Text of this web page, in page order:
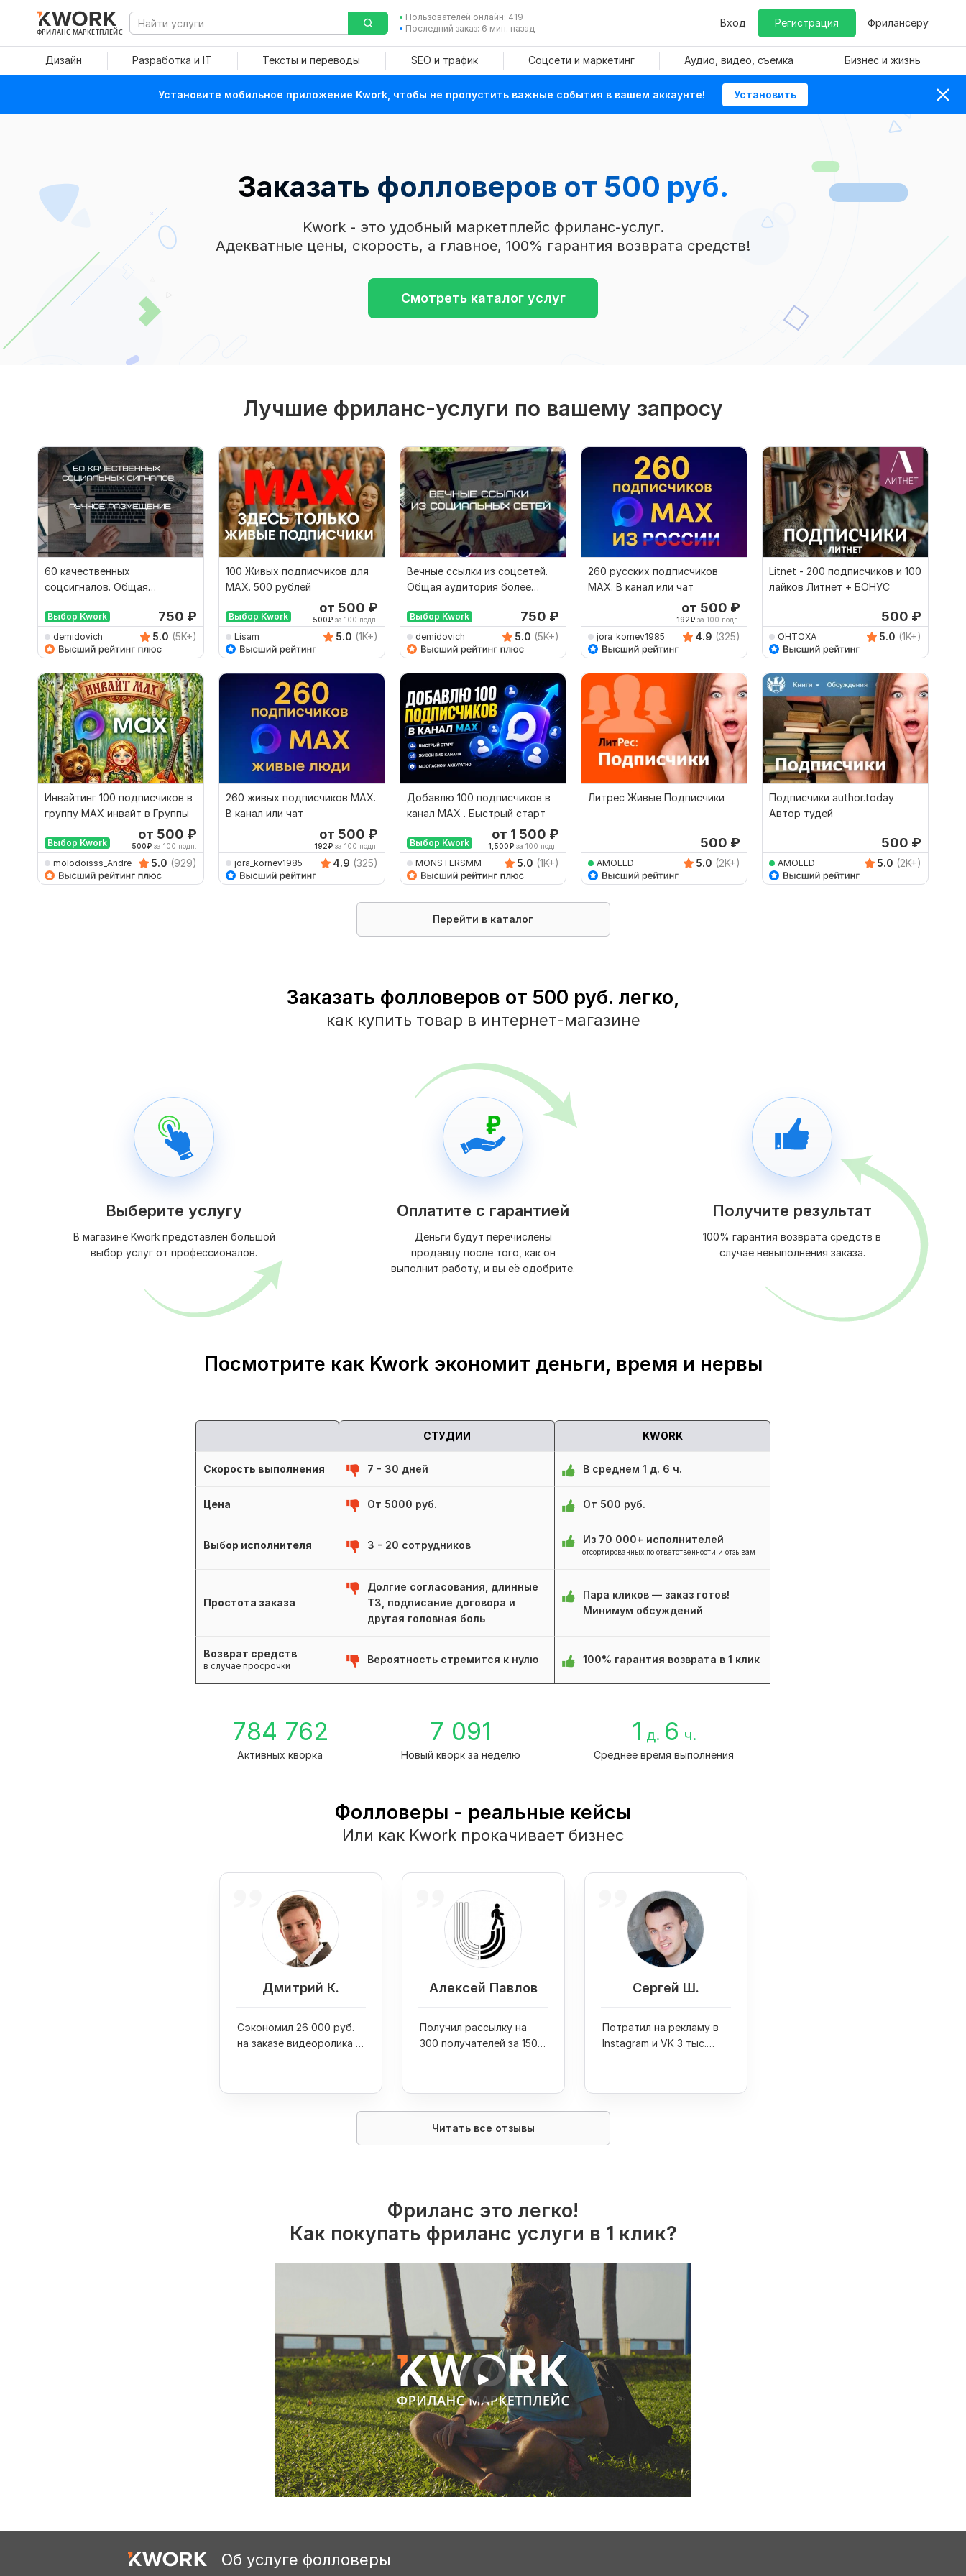
ФРИЛАНС МАРКЕТПЛЕЙС
Пользователей онлайн: 419
Последний заказ: 6 мин. назад
Вход Регистрация Фрилансеру
Дизайн Разработка и IT Тексты и переводы SEO и трафик Соцсети и маркетинг Аудио, видео, съемка Бизнес и жизнь
Установите мобильное приложение Kwork, чтобы не пропустить важные события в вашем аккаунте! Установить
Заказать фолловеров от 500 руб.
Kwork - это удобный маркетплейс фриланс-услуг.
Адекватные цены, скорость, а главное, 100% гарантия возврата средств!
Смотреть каталог услуг
Лучшие фриланс-услуги по вашему запросу
60 качественных
соцсигналов. Общая
подписчиков
Выбор Kwork 750 ₽
demidovich 5.0 (5K+)
100 Живых подписчиков для
MAX. 500 рублей
Выбор Kwork
от 500 ₽
500₽ за 100 подп.
Lisam 5.0 (1K+)
Вечные ссылки из соцсетей.
Общая аудитория более
Выбор Kwork 750 ₽
demidovich 5.0 (5K+)
260 русских подписчиков
MAX. В канал или чат
от 500 ₽
192₽ за 100 подп.
jora_kornev1985 4.9 (325)
Litnet - 200 подписчиков и 100
лайков Литнет + БОНУС
500 ₽
OHTOXA 5.0 (1K+)
Инвайтинг 100 подписчиков в
группу МАХ инвайт в Группы
Выбор Kwork
от 500 ₽
500₽ за 100 подп.
molodoisss_Andre 5.0 (929)
260 живых подписчиков MAX.
В канал или чат
от 500 ₽
192₽ за 100 подп.
jora_kornev1985 4.9 (325)
Добавлю 100 подписчиков в
канал MAX . Быстрый старт
Выбор Kwork
от 1 500 ₽
1,500₽ за 100 подп.
MONSTERSMM 5.0 (1K+)
Литрес Живые Подписчики
500 ₽
AMOLED 5.0 (2K+)
Подписчики author.today
Автор тудей
500 ₽
AMOLED 5.0 (2K+)
Перейти в каталог
Заказать фолловеров от 500 руб. легко,
как купить товар в интернет-магазине
Выберите услугу
В магазине Kwork представлен большой
выбор услуг от профессионалов.
Оплатите с гарантией
Деньги будут перечислены
продавцу после того, как он
выполнит работу, и вы её одобрите.
Получите результат
100% гарантия возврата средств в
случае невыполнения заказа.
Посмотрите как Kwork экономит деньги, время и нервы
СТУДИИ KWORK
Скорость выполнения 7 - 30 дней В среднем 1 д. 6 ч.
Цена От 5000 руб. От 500 руб.
Выбор исполнителя 3 - 20 сотрудников Из 70 000+ исполнителей
отсортированных по ответственности и отзывам
Простота заказа
Долгие согласования, длинные
ТЗ, подписание договора и
другая головная боль
Пара кликов — заказ готов!
Минимум обсуждений
Возврат средств
в случае просрочки
Вероятность стремится к нулю 100% гарантия возврата в 1 клик
784 762
Активных кворка
7 091
Новый кворк за неделю
1 д. 6 ч.
Среднее время выполнения
Фолловеры - реальные кейсы
Или как Kwork прокачивает бизнес
Дмитрий К.
Сэкономил 26 000 руб.
на заказе видеоролика и
Алексей Павлов
Получил рассылку на
300 получателей за 1500
Сергей Ш.
Потратил на рекламу в
Instagram и VK 3 тыс.
Читать все отзывы
Фриланс это легко!
Как покупать фриланс услуги в 1 клик?
Об услуге фолловеры